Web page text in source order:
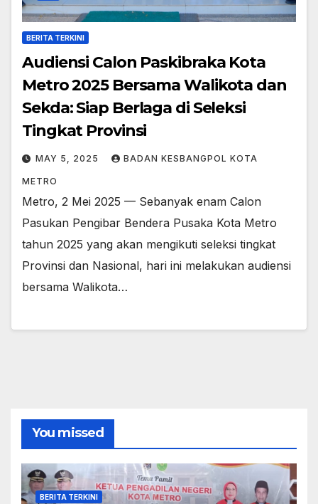
BERITA TERKINI
Audiensi Calon Paskibraka Kota
Metro 2025 Bersama Walikota dan
Sekda: Siap Berlaga di Seleksi
Tingkat Provinsi
MAY 5, 2025 BADAN KESBANGPOL KOTA
METRO
Metro, 2 Mei 2025 — Sebanyak enam Calon
Pasukan Pengibar Bendera Pusaka Kota Metro
tahun 2025 yang akan mengikuti seleksi tingkat
Provinsi dan Nasional, hari ini melakukan audiensi
bersama Walikota…
You missed
BERITA TERKINI